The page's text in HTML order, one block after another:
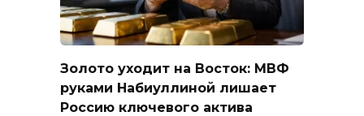
Золото уходит на Восток: МВФ
руками Набиуллиной лишает
Россию ключевого актива